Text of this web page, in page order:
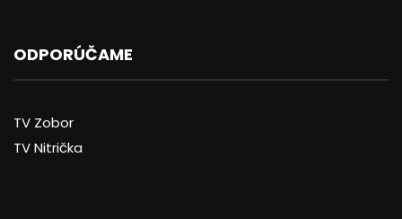
ODPORÚČAME
TV Zobor
TV Nitrička